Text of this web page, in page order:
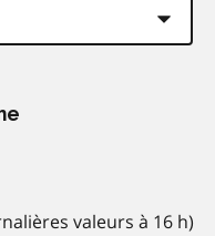
valeurs à 16 h)